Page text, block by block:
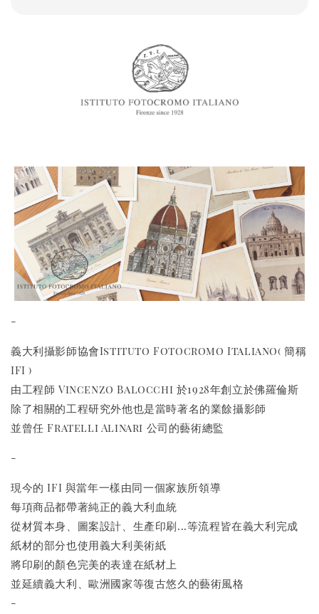
-
義大利攝影師協會Istituto Fotocromo Italiano( 簡稱
IFI )
由工程師 Vincenzo Balocchi 於1928年創立於佛羅倫斯
除了相關的工程研究外他也是當時著名的業餘攝影師
並曾任 Fratelli Alinari 公司的藝術總監
-
現今的 IFI 與當年一樣由同一個家族所領導
每項商品都帶著純正的義大利血統
從材質本身、圖案設計、生產印刷...等流程皆在義大利完成
紙材的部分也使用義大利美術紙
將印刷的顏色完美的表達在紙材上
並延續義大利、歐洲國家等復古悠久的藝術風格
-